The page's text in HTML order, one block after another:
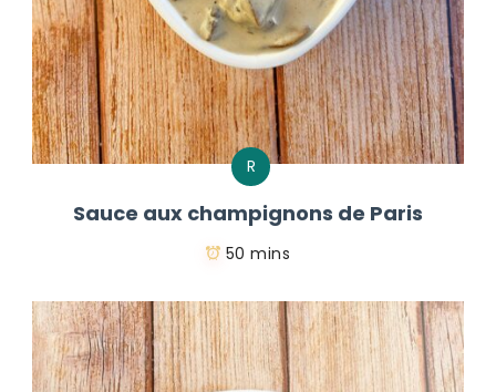
R
Sauce aux champignons de Paris
50 mins